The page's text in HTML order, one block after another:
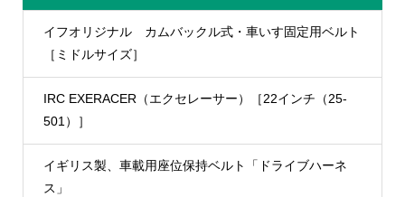
イフオリジナル カムバックル式・車いす固定用ベルト
［ミドルサイズ］
IRC EXERACER（エクセレーサー）［22インチ（25-
501）］
イギリス製、車載用座位保持ベルト「ドライブハーネ
ス」